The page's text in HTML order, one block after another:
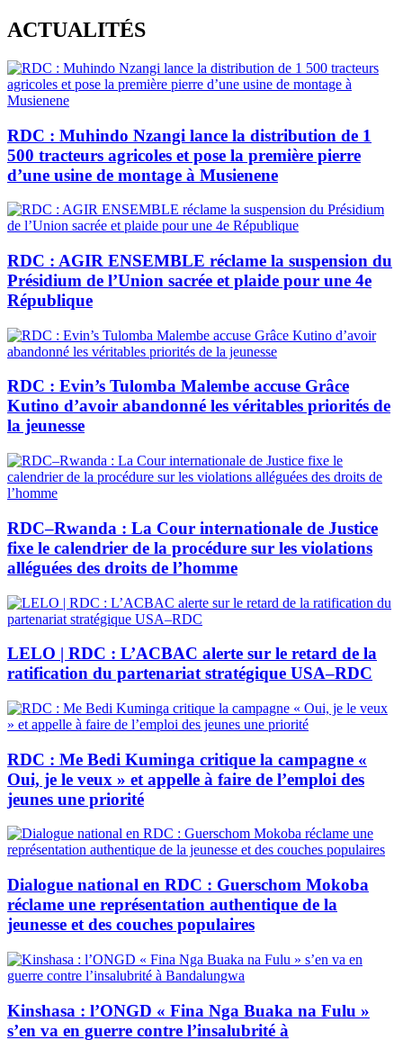
Skip
to
content
ACTUALITÉS
RDC : Muhindo Nzangi lance la distribution de 1
500 tracteurs agricoles et pose la première pierre
d’une usine de montage à Musienene
RDC : AGIR ENSEMBLE réclame la suspension du
Présidium de l’Union sacrée et plaide pour une 4e
République
RDC : Evin’s Tulomba Malembe accuse Grâce
Kutino d’avoir abandonné les véritables priorités de
la jeunesse
RDC–Rwanda : La Cour internationale de Justice
fixe le calendrier de la procédure sur les violations
alléguées des droits de l’homme
LELO | RDC : L’ACBAC alerte sur le retard de la
ratification du partenariat stratégique USA–RDC
RDC : Me Bedi Kuminga critique la campagne «
Oui, je le veux » et appelle à faire de l’emploi des
jeunes une priorité
Dialogue national en RDC : Guerschom Mokoba
réclame une représentation authentique de la
jeunesse et des couches populaires
Kinshasa : l’ONGD « Fina Nga Buaka na Fulu »
s’en va en guerre contre l’insalubrité à